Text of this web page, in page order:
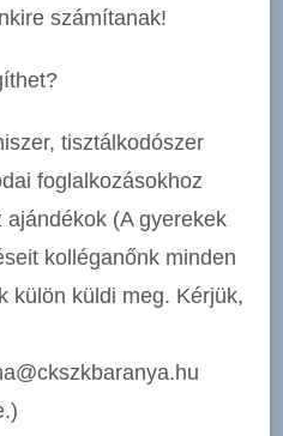
számítanak!
tisztálkodószer
foglalkozásokhoz
ajándékok (A gyerekek
kolléganőnk minden
külön küldi meg. Kérjük,